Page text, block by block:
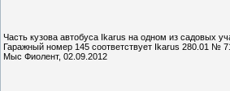
Часть кузова автобуса Ikarus на одном из садовых
Гаражный номер 145 соответствует Ikarus 280.01 №
Мыс Фиолент, 02.09.2012